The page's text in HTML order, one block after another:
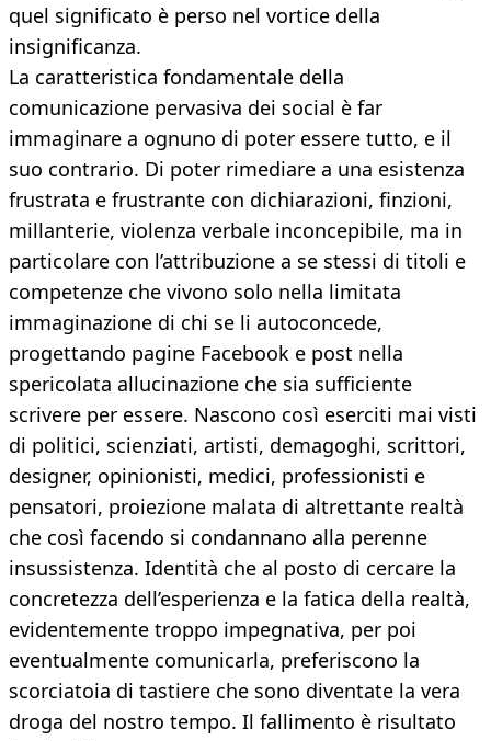
quel significato è perso nel vortice della
insignificanza.
La caratteristica fondamentale della
comunicazione pervasiva dei social è far
immaginare a ognuno di poter essere tutto, e il
suo contrario. Di poter rimediare a una esistenza
frustrata e frustrante con dichiarazioni, finzioni,
millanterie, violenza verbale inconcepibile, ma in
particolare con l’attribuzione a se stessi di titoli e
competenze che vivono solo nella limitata
immaginazione di chi se li autoconcede,
progettando pagine Facebook e post nella
spericolata allucinazione che sia sufficiente
scrivere per essere. Nascono così eserciti mai visti
di politici, scienziati, artisti, demagoghi, scrittori,
designer, opinionisti, medici, professionisti e
pensatori, proiezione malata di altrettante realtà
che così facendo si condannano alla perenne
insussistenza. Identità che al posto di cercare la
concretezza dell’esperienza e la fatica della realtà,
evidentemente troppo impegnativa, per poi
eventualmente comunicarla, preferiscono la
scorciatoia di tastiere che sono diventate la vera
droga del nostro tempo. Il fallimento è risultato